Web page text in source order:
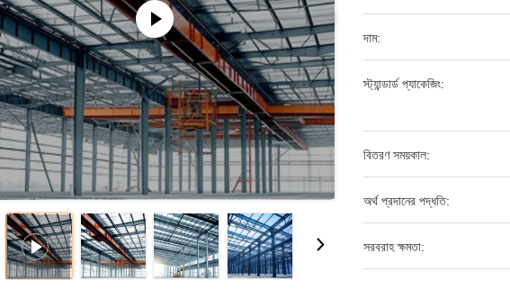
দাম:
স্ট্যান্ডার্ড প্যাকেজিং:
বিতরণ সময়কাল:
অর্থ প্রদানের পদ্ধতি:
সরবরাহ ক্ষমতা: